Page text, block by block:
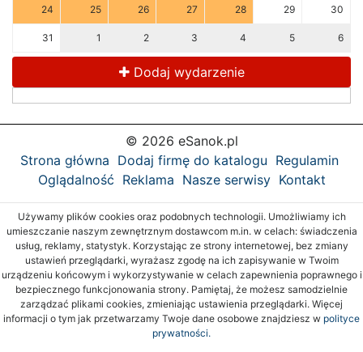
24 25 26 27 28 29 30
31 1 2 3 4 5 6
Dodaj wydarzenie
© 2026 eSanok.pl
Strona główna Dodaj firmę do katalogu Regulamin
Oglądalność Reklama Nasze serwisy Kontakt
Używamy plików cookies oraz podobnych technologii. Umożliwiamy ich
umieszczanie naszym zewnętrznym dostawcom m.in. w celach: świadczenia
usług, reklamy, statystyk. Korzystając ze strony internetowej, bez zmiany
ustawień przeglądarki, wyrażasz zgodę na ich zapisywanie w Twoim
urządzeniu końcowym i wykorzystywanie w celach zapewnienia poprawnego i
bezpiecznego funkcjonowania strony. Pamiętaj, że możesz samodzielnie
zarządzać plikami cookies, zmieniając ustawienia przeglądarki. Więcej
informacji o tym jak przetwarzamy Twoje dane osobowe znajdziesz w polityce
prywatności.